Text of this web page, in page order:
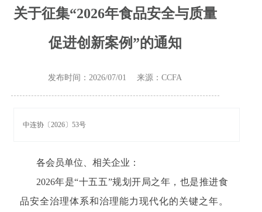
关于征集“2026年食品安全与质量
促进创新案例”的通知
发布时间：2026/07/01 来源：CCFA
中连协〔2026〕53号
各会员单位、相关企业：
2026年是“十五五”规划开局之年，也是推进食
品安全治理体系和治理能力现代化的关键之年。